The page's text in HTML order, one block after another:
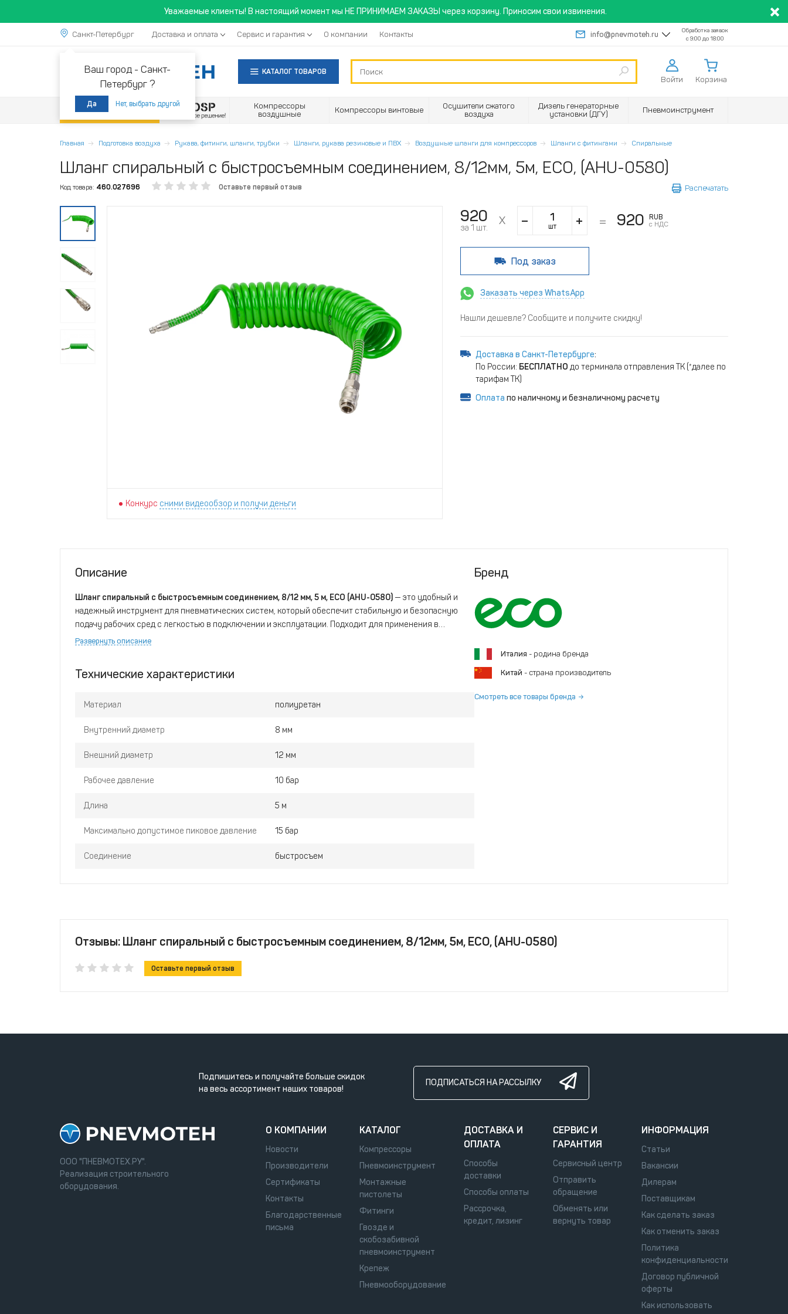
Уважаемые клиенты! В настоящий момент мы НЕ ПРИНИМАЕМ ЗАКАЗЫ через корзину. Приносим свои извинения.
Санкт-Петербург
Ваш город - Санкт-
Петербург ?
Да Нет, выбрать другой
Доставка и оплата Сервис и гарантия О компании Контакты info@pnevmoteh.ru
Обработка заявок
с 9:00 до 18:00
КАТАЛОГ ТОВАРОВ
Войти Корзина
Акции
Компрессоры
воздушные
Компрессоры винтовые
Осушители сжатого
воздуха
Дизель генераторные
установки (ДГУ)
Пневмоинструмент
Главная Подготовка воздуха Рукава, фитинги, шланги, трубки Шланги, рукава резиновые и ПВХ Воздушные шланги для компрессоров Шланги с фитингами Спиральные
Шланг спиральный с быстросъемным соединением, 8/12мм, 5м, ECO, (AHU-0580)
Код товара: 460.027696 Оставьте первый отзыв Распечатать
Конкурс сними видеообзор и получи деньги
920
за 1 шт. шт 920
RUB
с НДС
Под заказ
Заказать через WhatsApp
Нашли дешевле? Сообщите и получите скидку!
Доставка в Санкт-Петербурге:
По России: БЕСПЛАТНО до терминала отправления ТК (*далее по
тарифам ТК)
Оплата по наличному и безналичному расчету
Описание
Шланг спиральный с быстросъемным соединением, 8/12 мм, 5 м, ECO (AHU-0580) — это удобный и
надежный инструмент для пневматических систем, который обеспечит стабильную и безопасную
подачу рабочих сред с легкостью в подключении и эксплуатации. Подходит для применения в
производственных, строительных и сервисных сферах, где требуется гибкость и надежность при
Развернуть описание
Технические характеристики
Материал полиуретан
Внутренний диаметр 8 мм
Внешний диаметр 12 мм
Рабочее давление 10 бар
Длина 5 м
Максимально допустимое пиковое давление 15 бар
Соединение быстросъем
Бренд
Италия - родина бренда
Китай - страна производитель
Смотреть все товары бренда
Отзывы: Шланг спиральный с быстросъемным соединением, 8/12мм, 5м, ECO, (AHU-0580)
Оставьте первый отзыв
Подпишитесь и получайте больше скидок
на весь ассортимент наших товаров!
ПОДПИСАТЬСЯ НА РАССЫЛКУ
ООО "ПНЕВМОТЕХ.РУ".
Реализация строительного
оборудования.
О КОМПАНИИ
Новости
Производители
Сертификаты
Контакты
Благодарственные
письма
КАТАЛОГ
Компрессоры
Пневмоинструмент
Монтажные
пистолеты
Фитинги
Гвозде и
скобозабивной
пневмоинструмент
Крепеж
Пневмооборудование
ДОСТАВКА И
ОПЛАТА
Способы
доставки
Способы оплаты
Рассрочка,
кредит, лизинг
СЕРВИС И
ГАРАНТИЯ
Сервисный центр
Отправить
обращение
Обменять или
вернуть товар
ИНФОРМАЦИЯ
Статьи
Вакансии
Дилерам
Поставщикам
Как сделать заказ
Как отменить заказ
Политика
конфиденциальности
Договор публичной
оферты
Как использовать